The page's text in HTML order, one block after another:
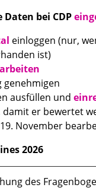
bei CDP
einloggen (nur,
ist)
genehmigen
ausfüllen und
er bewertet
November
2026
des